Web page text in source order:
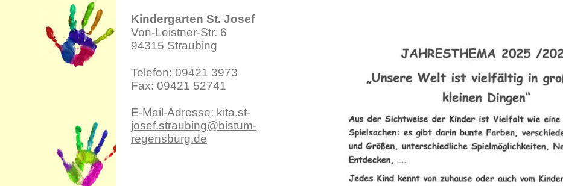
Kindergarten St. Josef
Von-Leistner-Str. 6
94315 Straubing
Telefon: 09421 3973
Fax: 09421 52741
E-Mail-Adresse: kita.st-
josef.straubing@bistum-
regensburg.de